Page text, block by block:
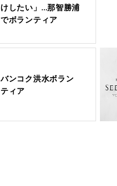
けしたい」…那智勝浦
でボランティア
バンコク洪水ボラン
ティア